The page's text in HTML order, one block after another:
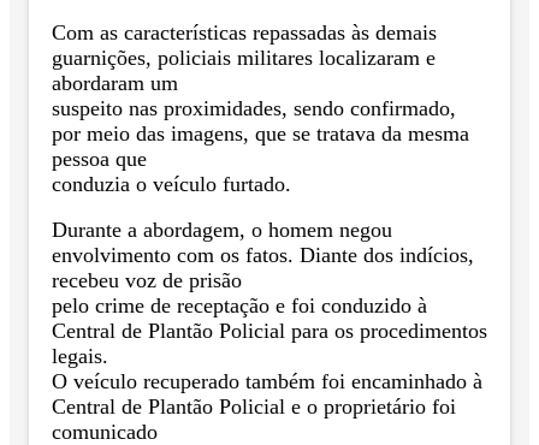
Com as características repassadas às demais
guarnições, policiais militares localizaram e
abordaram um
suspeito nas proximidades, sendo confirmado,
por meio das imagens, que se tratava da mesma
pessoa que
conduzia o veículo furtado.
Durante a abordagem, o homem negou
envolvimento com os fatos. Diante dos indícios,
recebeu voz de prisão
pelo crime de receptação e foi conduzido à
Central de Plantão Policial para os procedimentos
legais.
O veículo recuperado também foi encaminhado à
Central de Plantão Policial e o proprietário foi
comunicado